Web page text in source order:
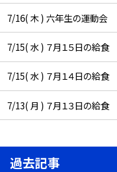
7/16( 木 ) 六年生の運動会
7/15( 水 ) ７月１５日の給食
7/15( 水 ) ７月１４日の給食
7/13( 月 ) ７月１３日の給食
過去記事